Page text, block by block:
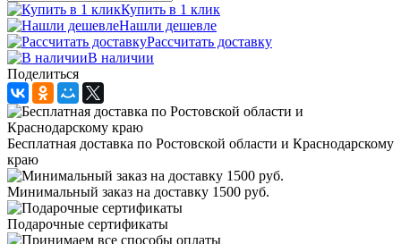
Купить в 1 клик
Нашли дешевле
Рассчитать доставку
В наличии
Поделиться
Бесплатная доставка по Ростовской области и Краснодарскому
краю
Минимальный заказ на доставку 1500 руб.
Подарочные сертификаты